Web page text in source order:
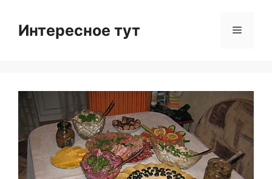
contentИнтересное тут Menu